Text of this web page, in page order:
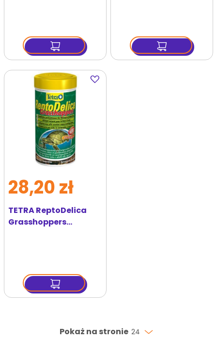
Dodaj
do
TETRA ReptoDelica
Grasshoppers
28,20 zł
Pokaż na stronie 24